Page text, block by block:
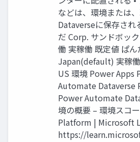
などは、環境または
Dataverseに保存され
だ Corp. サンドボッ
働 実稼働 既定値 ぱ
Japan(default) 実稼
US 環境 Power Apps
Automate Dataverse
Power Automate
境の概要 – 環境スコ
Platform | Microsoft
https://